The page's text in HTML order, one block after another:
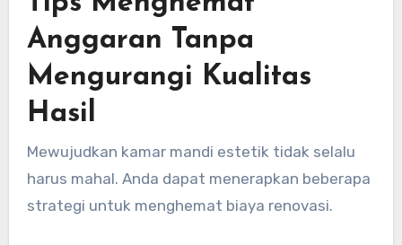
Anggaran Tanpa
Mengurangi Kualitas
Hasil
Mewujudkan kamar mandi estetik tidak selalu
harus mahal. Anda dapat menerapkan beberapa
strategi untuk menghemat biaya renovasi.